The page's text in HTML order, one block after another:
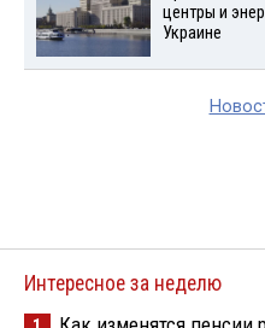
центры и
Украине
Интересное за неделю